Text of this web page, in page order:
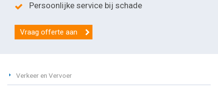
Persoonlijke service bij schade
Vraag offerte aan
Verkeer en Vervoer